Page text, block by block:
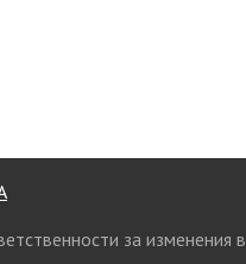
за изменения в